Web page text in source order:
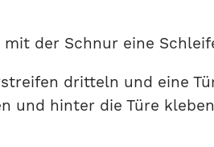
der Schnur eine
dritteln und eine
und hinter die Türe